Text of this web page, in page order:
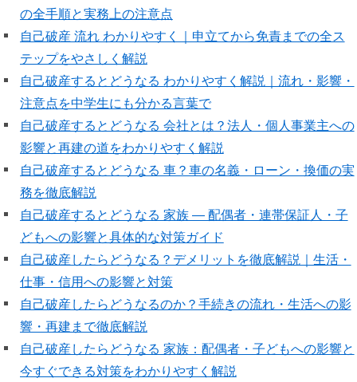
の全手順と実務上の注意点
自己破産 流れ わかりやすく｜申立てから免責までの全ス
テップをやさしく解説
自己破産するとどうなる わかりやすく解説｜流れ・影響・
注意点を中学生にも分かる言葉で
自己破産するとどうなる 会社とは？法人・個人事業主への
影響と再建の道をわかりやすく解説
自己破産するとどうなる 車？車の名義・ローン・換価の実
務を徹底解説
自己破産するとどうなる 家族 — 配偶者・連帯保証人・子
どもへの影響と具体的な対策ガイド
自己破産したらどうなる？デメリットを徹底解説｜生活・
仕事・信用への影響と対策
自己破産したらどうなるのか？手続きの流れ・生活への影
響・再建まで徹底解説
自己破産したらどうなる 家族：配偶者・子どもへの影響と
今すぐできる対策をわかりやすく解説